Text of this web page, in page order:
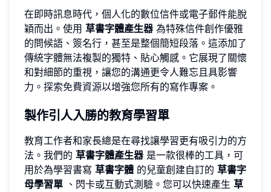
在即時訊息時代，個人化的數位信件或電子郵件能脫
穎而出。使用 草書字體產生器 為特殊信件創作優雅
的問候語、簽名行，甚至是整個簡短段落。這添加了
傳統字體無法複製的獨特、貼心觸感。它展現了關懷
和對細節的重視，讓您的溝通更令人難忘且具影響
力。 探索免費資源以增強您所有的寫作專案。
製作引人入勝的教育學習單
教育工作者和家長總是在尋找讓學習更有吸引力的方
法。我們的 草書字體產生器 是一款很棒的工具，可
用於為學習書寫 草書字體 的兒童創建自訂的 草書字
母學習單 、閃卡或互動式測驗。您可以快速產生 草